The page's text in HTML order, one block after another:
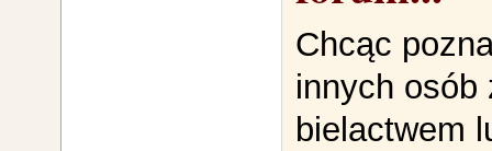
Chcąc
innych osób
bielactwem